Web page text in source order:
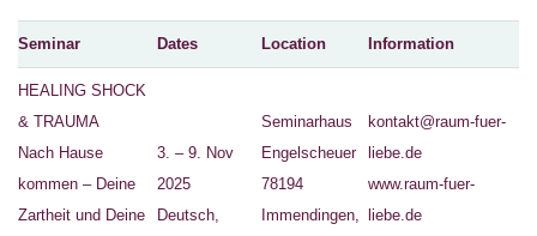
Seminar Dates Location Information
HEALING SHOCK
& TRAUMA
Nach Hause
kommen – Deine
Zartheit und Deine
3. – 9. Nov
2025
Deutsch,
Seminarhaus
Engelscheuer
78194
Immendingen,
kontakt@raum-fuer-
liebe.de
www.raum-fuer-
liebe.de